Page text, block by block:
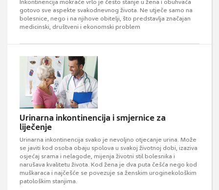
Inkontinencija mokraće vrlo je često stanje u žena i obuhvaća
gotovo sve aspekte svakodnevnog života. Ne utječe samo na
bolesnice, nego i na njihove obitelji, što predstavlja značajan
medicinski, društveni i ekonomski problem
Urinarna inkontinencija i smjernice za
liječenje
Urinarna inkontinencija svako je nevoljno otjecanje urina. Može
se javiti kod osoba obaju spolova u svakoj životnoj dobi, izaziva
osjećaj srama i nelagode, mijenja životni stil bolesnika i
narušava kvalitetu života. Kod žena je dva puta češća nego kod
muškaraca i najčešće se povezuje sa ženskim uroginekološkim
patološkim stanjima.